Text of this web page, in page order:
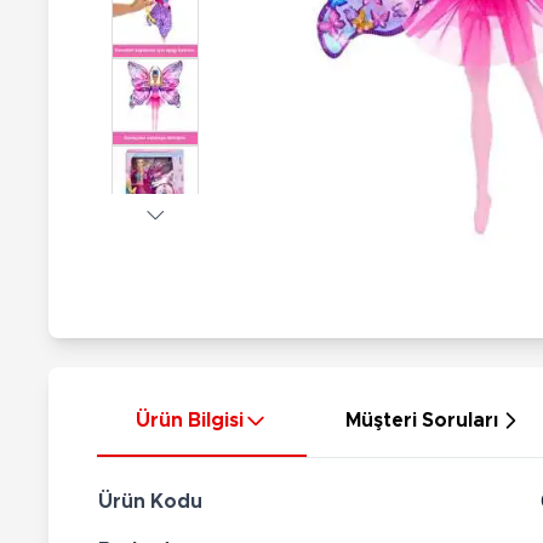
Hayvan Figürler
Çeşitli Figürler
Koleksiyon Figürler
Elektronik Ürünler
Nerf
Silahlar
Ürün Bilgisi Müşteri Soruları
Ürün Kodu